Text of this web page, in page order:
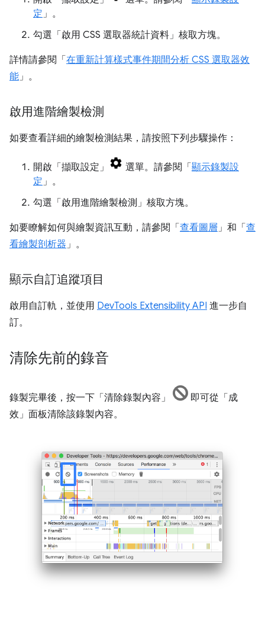
定 」。
勾選「啟用 CSS 選取器統計資料」 核取方塊。
詳情請參閱「在重新計算樣式事件期間分析 CSS 選取器效
能 」。
啟用進階繪製檢測
如要查看詳細的繪製檢測結果，請按照下列步驟操作：
開啟「擷取設定」 選單。請參閱「顯示錄製設
定 」。
勾選「啟用進階繪製檢測」 核取方塊。
如要瞭解如何與繪製資訊互動，請參閱「查看圖層 」和「查
看繪製剖析器 」。
顯示自訂追蹤項目
啟用自訂軌，並使用 DevTools Extensibility API 進一步自
訂。
清除先前的錄音
錄製完畢後，按一下「清除錄製內容」
即可從「成
效」 面板清除該錄製內容。